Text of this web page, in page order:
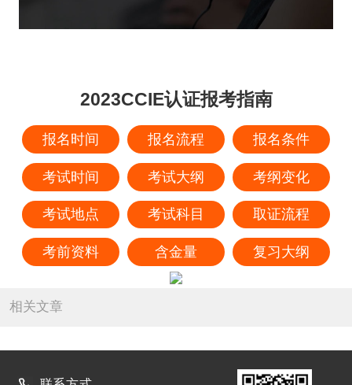
2023CCIE认证报考指南
报名时间 报名流程 报名条件
考试时间 考试大纲 考纲变化
考试地点 考试科目 取证流程
考前资料 含金量 复习大纲
相关文章